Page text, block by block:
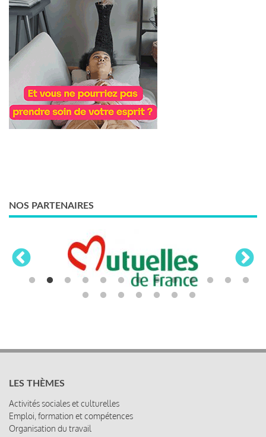
NOS PARTENAIRES
LES THÈMES
Activités sociales et culturelles
Emploi, formation et compétences
Organisation du travail